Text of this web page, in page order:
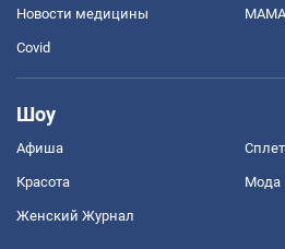
Новости медицины
Covid
Шоу
Афиша
Красота Мода
Женский Журнал